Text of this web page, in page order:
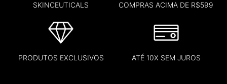
SKINCEUTICALS
COMPRAS ACIMA DE R$599
PRODUTOS EXCLUSIVOS ATÉ 10X SEM JUROS